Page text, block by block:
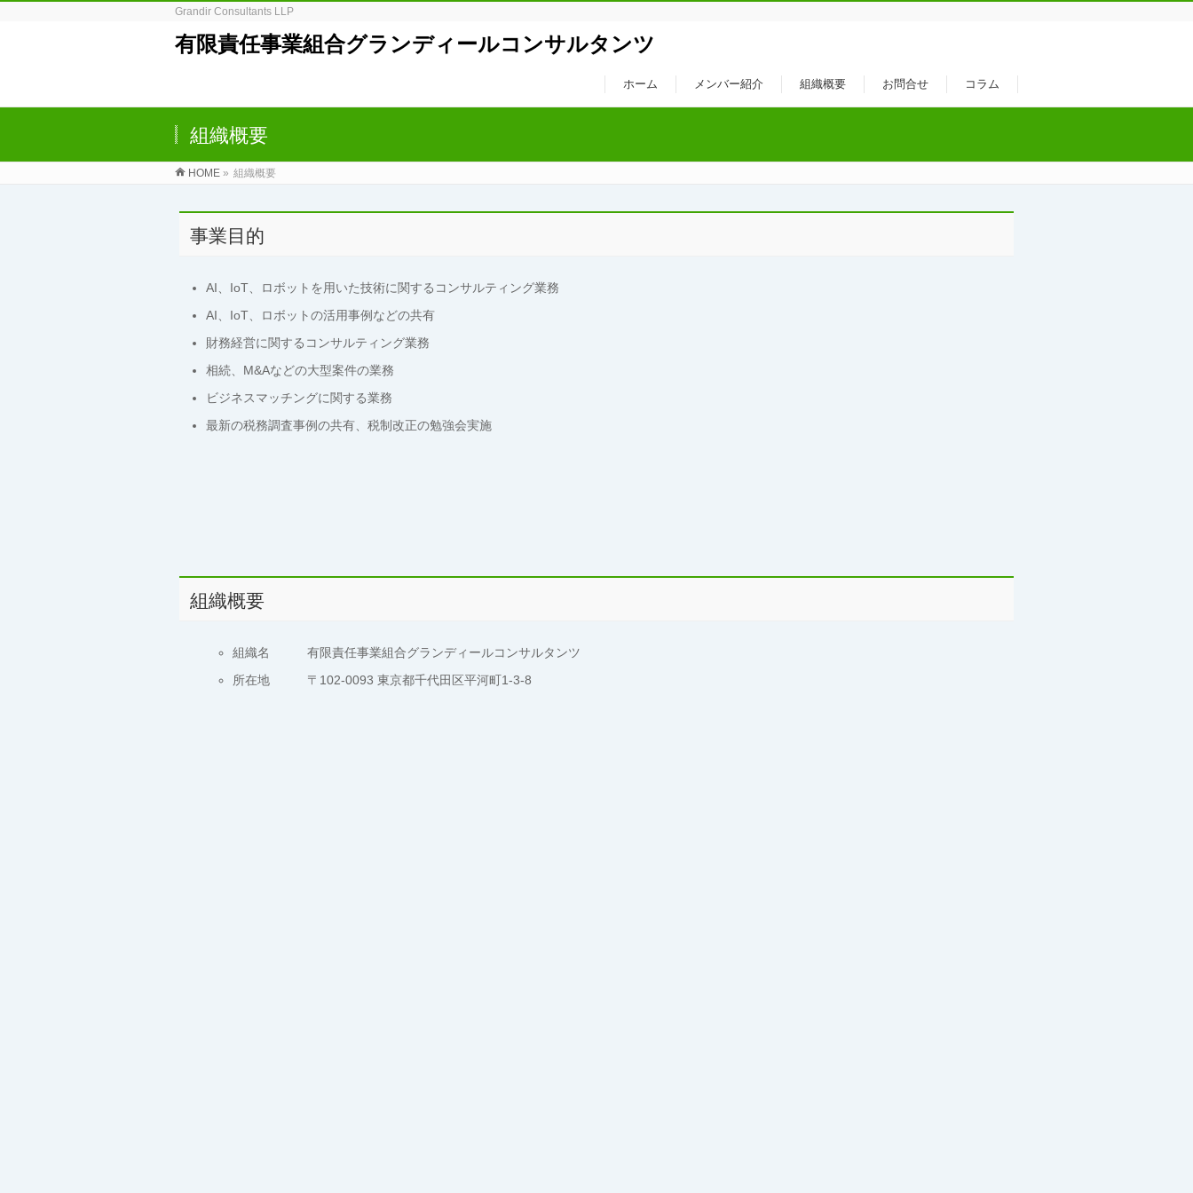
Grandir Consultants LLP
有限責任事業組合グランディールコンサルタンツ
ホーム メンバー紹介 組織概要 お問合せ コラム
組織概要
HOME » 組織概要
事業目的
AI、IoT、ロボットを用いた技術に関するコンサルティング業務
AI、IoT、ロボットの活用事例などの共有
財務経営に関するコンサルティング業務
相続、M&Aなどの大型案件の業務
ビジネスマッチングに関する業務
最新の税務調査事例の共有、税制改正の勉強会実施
組織概要
組織名 有限責任事業組合グランディールコンサルタンツ
所在地 〒102-0093 東京都千代田区平河町1-3-8